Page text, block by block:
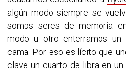
algún modo siempre se
somos seres de memoria
modo u otro enterramos un
cama. Por eso es lícito que
clave un cuarto de libra en